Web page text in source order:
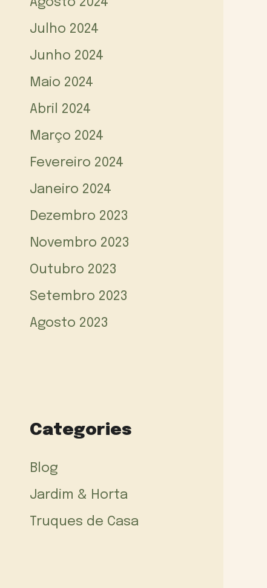
Julho 2024
Junho 2024
Maio 2024
Abril 2024
Março 2024
Fevereiro 2024
Janeiro 2024
Dezembro 2023
Novembro 2023
Outubro 2023
Setembro 2023
Agosto 2023
Categories
Blog
Jardim & Horta
Truques de Casa